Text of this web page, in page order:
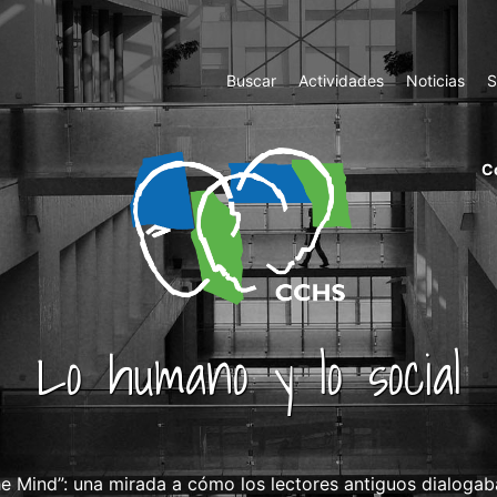
Top
Menu
Buscar Actividades Noticias
Lo humano y lo social
Mind”: una mirada a cómo los lectores antiguos